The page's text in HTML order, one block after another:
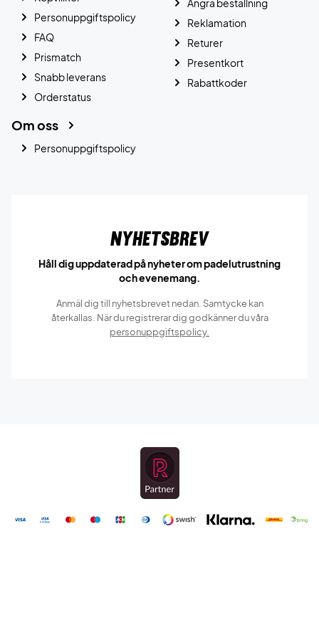
Personuppgiftspolicy
FAQ
Prismatch
Snabb leverans
Orderstatus
Ångra beställning
Reklamation
Returer
Presentkort
Rabattkoder
Om oss
Personuppgiftspolicy
Nyhetsbrev
Håll dig uppdaterad på nyheter om padelutrustning
och evenemang.
Anmäl dig till nyhetsbrevet nedan. Samtycke kan
återkallas. När du registrerar dig godkänner du våra
personuppgiftspolicy.